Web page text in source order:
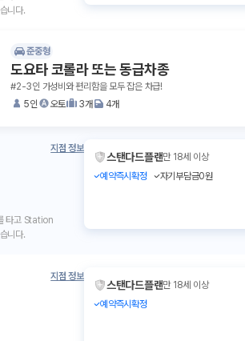
니다.
준중형
도요타 코롤라 또는 동급차종
#2-3인 가성비와 편리함을 모두 잡은 차급!
5인
오토 3개 4개
지점 정보
타고 Station
니다.
스탠다드플랜만 18세 이상
예약즉시확정
자기부담금0원
지점 정보
스탠다드플랜만 18세 이상
예약즉시확정